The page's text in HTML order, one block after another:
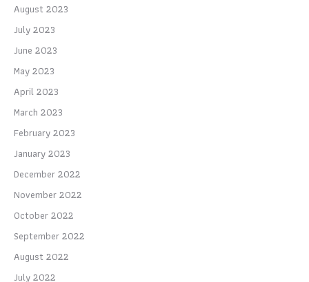
August 2023
July 2023
June 2023
May 2023
April 2023
March 2023
February 2023
January 2023
December 2022
November 2022
October 2022
September 2022
August 2022
July 2022